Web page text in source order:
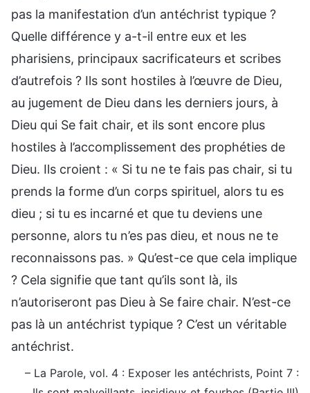
pas la manifestation d’un antéchrist typique ?
Quelle différence y a-t-il entre eux et les
pharisiens, principaux sacrificateurs et scribes
d’autrefois ? Ils sont hostiles à l’œuvre de Dieu,
au jugement de Dieu dans les derniers jours, à
Dieu qui Se fait chair, et ils sont encore plus
hostiles à l’accomplissement des prophéties de
Dieu. Ils croient : « Si tu ne te fais pas chair, si tu
prends la forme d’un corps spirituel, alors tu es
dieu ; si tu es incarné et que tu deviens une
personne, alors tu n’es pas dieu, et nous ne te
reconnaissons pas. » Qu’est-ce que cela implique
? Cela signifie que tant qu’ils sont là, ils
n’autoriseront pas Dieu à Se faire chair. N’est-ce
pas là un antéchrist typique ? C’est un véritable
antéchrist.
– La Parole, vol. 4 : Exposer les antéchrists, Point 7 :